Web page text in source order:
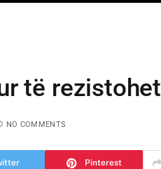
të rezistohet
NO COMMENTS
Pinterest